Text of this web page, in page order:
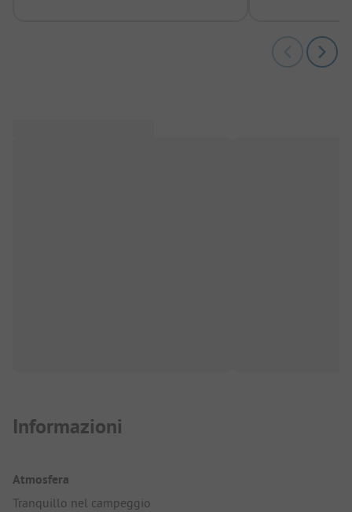
Informazioni
Atmosfera
Tranquillo nel campeggio